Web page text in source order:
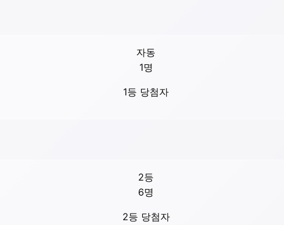
자동
1명
1등 당첨자
2등
6명
2등 당첨자